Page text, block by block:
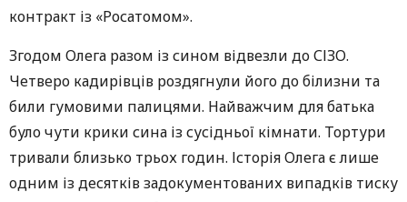
контракт із «Росатомом».
Згодом Олега разом із сином відвезли до СІЗО.
Четверо кадирівців роздягнули його до білизни та
били гумовими палицями. Найважчим для батька
було чути крики сина із сусідньої кімнати. Тортури
тривали близько трьох годин. Історія Олега є лише
одним із десятків задокументованих випадків тиску